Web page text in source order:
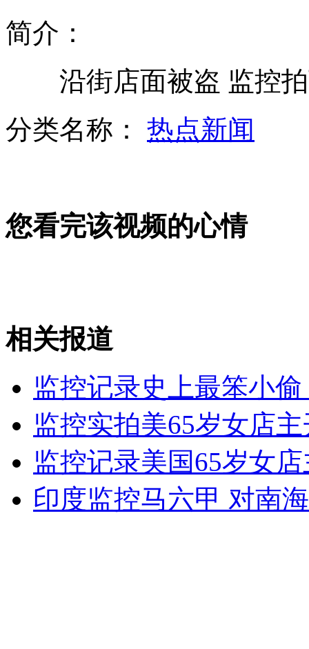
叙总理被解职 已叛逃至约旦
女孩北京地铁殴打老人 痛下狠手拳打脚踢
无痛分娩是否安全 医生回应
简介：
沿街店面被盗 监控拍
分类名称： 热点新闻
您看完该视频的心情
相关报道
监控记录史上最笨小
监控实拍美65岁女店
监控记录美国65岁女
印度监控马六甲 对南